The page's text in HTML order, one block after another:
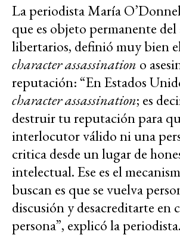
La periodista María
que es objeto permanente del
libertarios, definió muy bien
character assassination o
reputación: “En Estados
character assassination; es
destruir tu reputación para
interlocutor válido ni una
critica desde un lugar de
intelectual. Ese es el
buscan es que se vuelva
discusión y desacreditarte en
persona”, explicó la periodista.